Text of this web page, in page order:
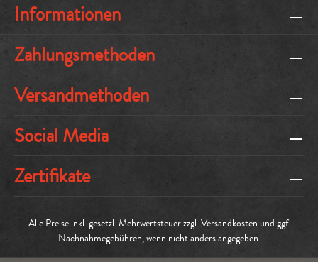
Informationen
Zahlungsmethoden
Versandmethoden
Social Media
Zertifikate
Alle Preise inkl. gesetzl. Mehrwertsteuer zzgl.Versandkosten und ggf.
Nachnahmegebühren, wenn nicht anders angegeben.